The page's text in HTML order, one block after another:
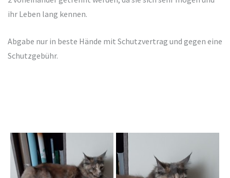
ihr Leben lang kennen.
Abgabe nur in beste Hände mit Schutzvertrag und gegen eine
Schutzgebühr.